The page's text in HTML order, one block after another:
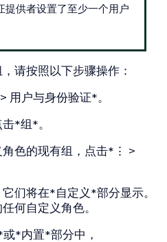
提供者设置了至少一个用户
请按照以下步骤操作：
户与身份验证*。
*组*。
角色的现有组，点击*⋮ >
们将在*自定义*部分显示。
何自定义角色。
*内置*部分中，